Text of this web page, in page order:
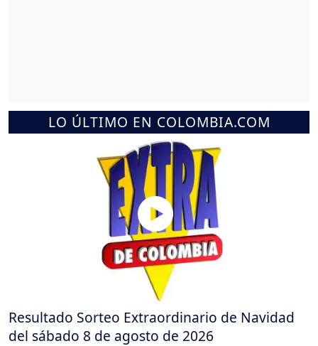
LO ÚLTIMO EN COLOMBIA.COM
Resultado Sorteo Extraordinario de Navidad
del sábado 8 de agosto de 2026